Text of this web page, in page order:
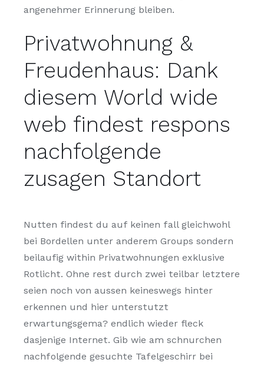
angenehmer Erinnerung bleiben.
Privatwohnung &
Freudenhaus: Dank
diesem World wide
web findest respons
nachfolgende
zusagen Standort
Nutten findest du auf keinen fall gleichwohl
bei Bordellen unter anderem Groups sondern
beilaufig within Privatwohnungen exklusive
Rotlicht. Ohne rest durch zwei teilbar letztere
seien noch von aussen keineswegs hinter
erkennen und hier unterstutzt
erwartungsgema? endlich wieder fleck
dasjenige Internet. Gib wie am schnurchen
nachfolgende gesuchte Tafelgeschirr bei